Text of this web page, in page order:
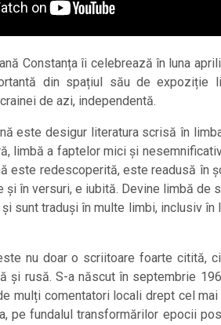
Constanța îi celebrează în luna
din spațiul său de expoziție
de azi, independentă.
este desigur literatura scrisă în
limbă a faptelor mici și
este redescoperită, este readusă
și în versuri, e iubită. Devine limbă de
sunt traduși în multe limbi, inclusiv în
nu doar o scriitoare foarte citită,
și rusă. S-a născut în septembrie
mulți comentatori locali drept cel
pe fundalul transformărilor epocii